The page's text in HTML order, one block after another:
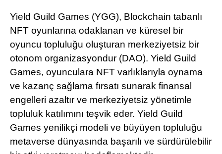
Yield Guild Games (YGG), Blockchain tabanlı
NFT oyunlarına odaklanan ve küresel bir
oyuncu topluluğu oluşturan merkeziyetsiz bir
otonom organizasyondur (DAO). Yield Guild
Games, oyunculara NFT varlıklarıyla oynama
ve kazanç sağlama fırsatı sunarak finansal
engelleri azaltır ve merkeziyetsiz yönetimle
topluluk katılımını teşvik eder. Yield Guild
Games yenilikçi modeli ve büyüyen topluluğu
metaverse dünyasında başarılı ve sürdürülebilir